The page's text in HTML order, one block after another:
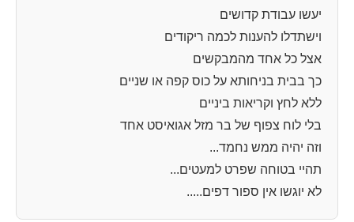
יעשו עבודת קדושים
וישתדלו להענות לכמה ריקודים
אצל כל אחד מהמבקשים
כך בבית בניחותא על כוס קפה או שניים
ללא לחץ וקריאות ביניים
בלי לוח צפוף של בר מזל אגואיסט אחד
וזה יהיה ממש נחמד...
תהיי בטוחה שפרט למעטים...
לא יוגשו אין ספור דפים.....